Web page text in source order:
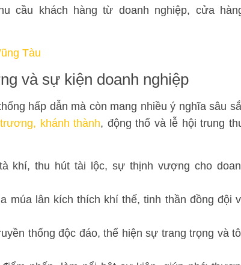
cầu khách hàng từ doanh nghiệp, cửa
Tàu
và sự kiện doanh nghiệp
hấp dẫn mà còn mang nhiều ý nghĩa sâu
khánh thành, động thổ và lễ hội trung
khí, thu hút tài lộc, sự thịnh vượng cho
múa lân kích thích khí thế, tinh thần đồng đội
thống độc đáo, thể hiện sự trang trọng và